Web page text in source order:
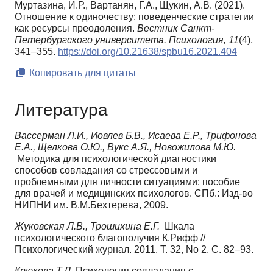
Муртазина, И.Р., Вартанян, Г.А., Щукин, А.В. (2021).
Отношение к одиночеству: поведенческие стратегии
как ресурсы преодоления. Вестник Санкт-
Петербургского университета. Психология, 11(4),
341–355. https://doi.org/10.21638/spbu16.2021.404
Копировать для цитаты
Литература
Вассерман Л.И., Иовлев Б.В., Исаева Е.Р., Трифонова
Е.А., Щелкова О.Ю., Вукс А.Я., Новожилова М.Ю.
Методика для психологической диагностики
способов совладания со стрессовыми и
проблемными для личности ситуациями: пособие
для врачей и медицинских психологов. СПб.: Изд-во
НИПНИ им. В.М.Бехтерева, 2009.
Жуковская Л.В., Трошихина Е.Г.
Шкала
психологического благополучия К.Рифф //
Психологический журнал. 2011. Т. 32, No 2. С. 82–93.